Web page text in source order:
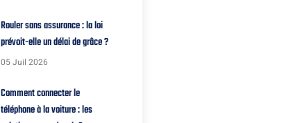
Rouler sans assurance : la loi
prévoit-elle un délai de grâce ?
05 Juil 2026
Comment connecter le
téléphone à la voiture : les